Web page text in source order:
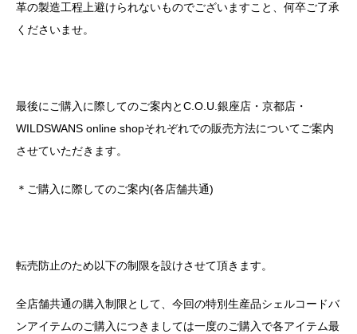
革の製造工程上避けられないものでございますこと、何卒ご了承
くださいませ。
最後にご購入に際してのご案内とC.O.U.銀座店・京都店・
WILDSWANS online shopそれぞれでの販売方法についてご案内
させていただきます。
＊ご購入に際してのご案内(各店舗共通)
転売防止のため以下の制限を設けさせて頂きます。
全店舗共通の購入制限として、今回の特別生産品シェルコードバ
ンアイテムのご購入につきましては一度のご購入で各アイテム最